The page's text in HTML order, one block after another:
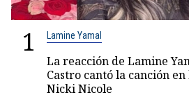
1 Lamine Yamal
La reacción de Lamine
Castro cantó la canción
Nicki Nicole